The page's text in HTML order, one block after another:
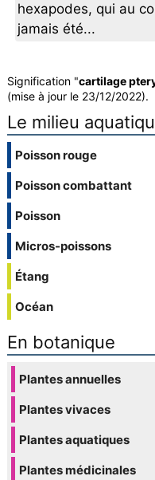
hexapodes, qui au
jamais été...
Signification "cartilage
(mise à jour le 23/12/2022).
Le milieu
Poisson rouge
Poisson combattant
Poisson
Micros-poissons
Étang
Océan
En botanique
Plantes annuelles
Plantes vivaces
Plantes aquatiques
Plantes médicinales